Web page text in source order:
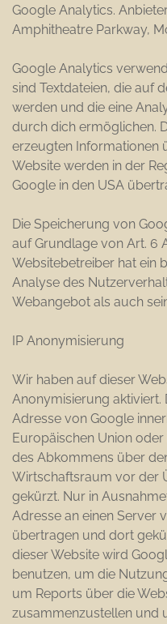
Google Analytics.
Amphitheatre Parkway,
Google Analytics
sind Textdateien, die auf
werden und die eine
durch dich ermöglichen.
erzeugten Informationen
Website werden in der
Google in den USA
Die Speicherung von
auf Grundlage von Art. 6
Websitebetreiber hat ein
Analyse des
Webangebot als auch
IP Anonymisierung
Wir haben auf dieser
Anonymisierung aktiviert.
Adresse von Google
Europäischen Union
des Abkommens über
Wirtschaftsraum vor der
gekürzt. Nur in
Adresse an einen Server
übertragen und dort
dieser Website wird
benutzen, um die
um Reports über die
zusammenzustellen und